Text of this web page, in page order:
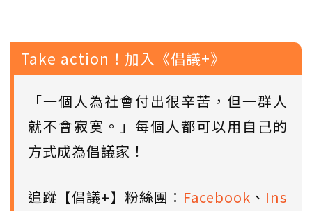
Take action！加入《倡議+》
「一個人為社會付出很辛苦，但一群人
就不會寂寞。」每個人都可以用自己的
方式成為倡議家！
追蹤【倡議+】粉絲團： Facebook 、 Ins